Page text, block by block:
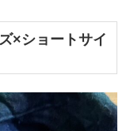
×ショートサイ